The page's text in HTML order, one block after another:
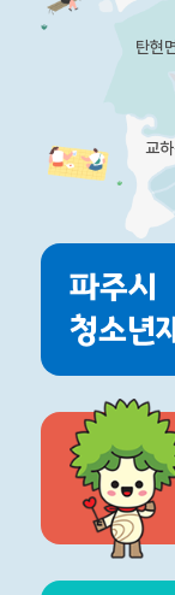
탄현
교
파주시
청소년